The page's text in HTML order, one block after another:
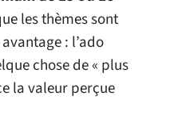
les thèmes sont
: l’ado
chose de « plus
la valeur perçue